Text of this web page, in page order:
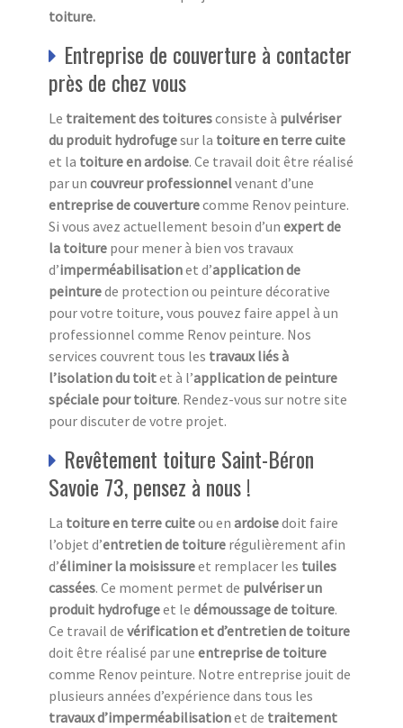
toiture.
Entreprise de couverture à contacter
près de chez vous
Le traitement des toituresconsiste à pulvériser
du produit hydrofugesur la toiture en terre cuite
et la toiture en ardoise. Ce travail doit être réalisé
par un couvreur professionnelvenant d’une
entreprise de couverturecomme Renov peinture.
Si vous avez actuellement besoin d’un expert de
la toiture pour mener à bien vos travaux
d’imperméabilisationet d’application de
peinturede protection ou peinture décorative
pour votre toiture, vous pouvez faire appel à un
professionnel comme Renov peinture. Nos
services couvrent tous les travaux liés à
l’isolation du toitet à l’application de peinture
spéciale pour toiture. Rendez-vous sur notre site
pour discuter de votre projet.
Revêtement toiture Saint-Béron
Savoie 73, pensez à nous !
La toiture en terre cuiteou en ardoisedoit faire
l’objet d’entretien de toiture régulièrement afin
d’éliminer la moisissureet remplacer les tuiles
cassées. Ce moment permet de pulvériser un
produit hydrofugeet le démoussage de toiture.
Ce travail de vérification et d’entretien de toiture
doit être réalisé par une entreprise de toiture
comme Renov peinture. Notre entreprise jouit de
plusieurs années d’expérience dans tous les
travaux d’imperméabilisationet de traitement